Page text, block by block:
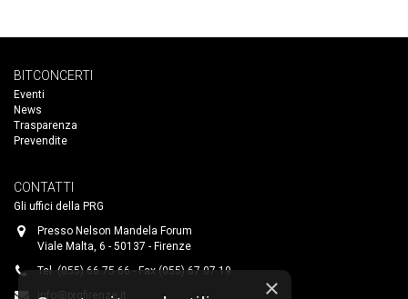
BITCONCERTI
Eventi
News
Trasparenza
Prevendite
CONTATTI
Gli uffici della PRG
Presso Nelson Mandela Forum
Viale Malta, 6 - 50137 - Firenze
Tel. (055) 66.75.66 - Fax (055) 67.07.19
info@prgfirenze.it
×